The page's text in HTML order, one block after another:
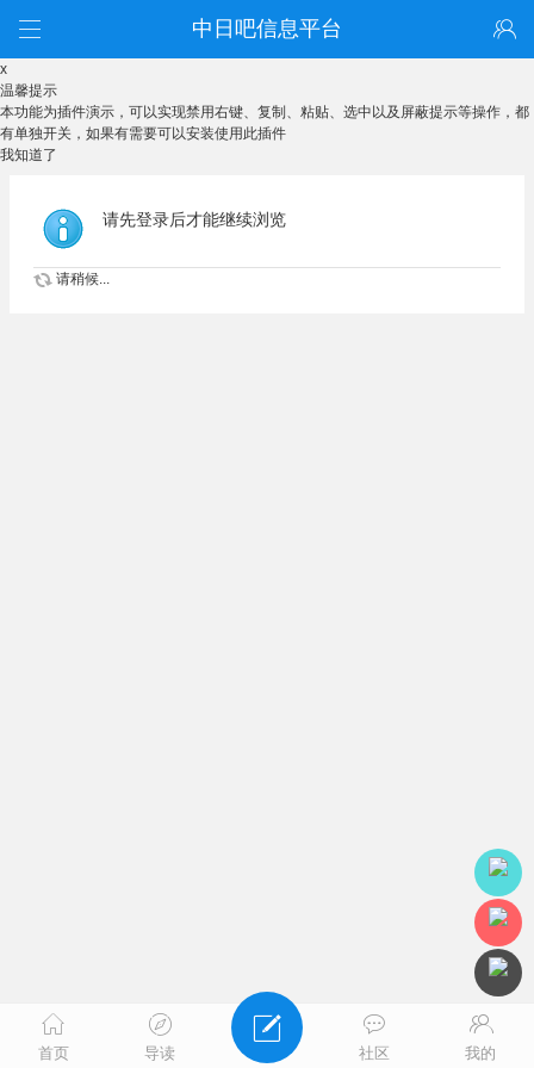
中日吧信息平台
x
温馨提示
本功能为插件演示，可以实现禁用右键、复制、粘贴、选中以及屏蔽提示等操作，都
有单独开关，如果有需要可以安装使用此插件
我知道了
请先登录后才能继续浏览
请稍候...
首页 导读 社区 我的